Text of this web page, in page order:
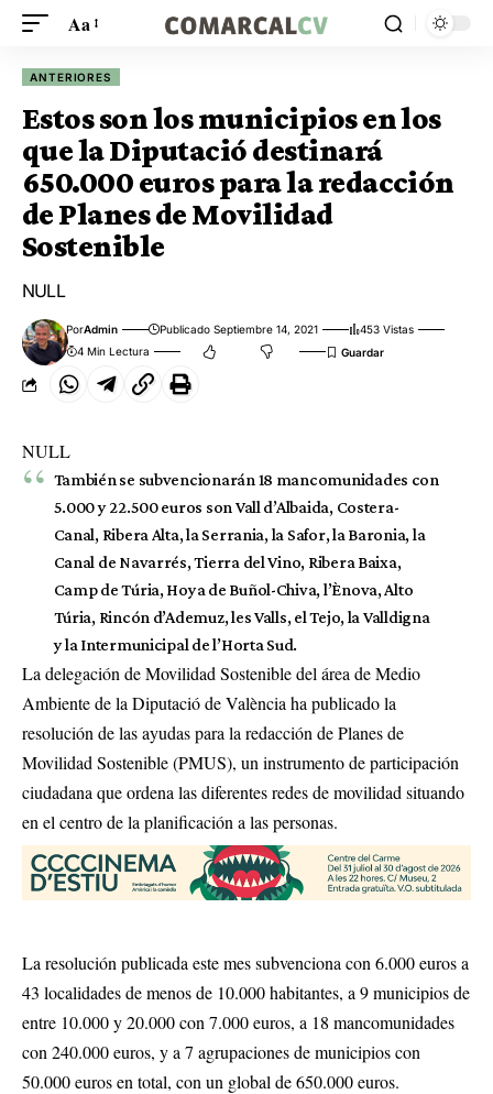
Aa
ANTERIORES
Estos son los municipios en los
que la Diputació destinará
650.000 euros para la redacción
de Planes de Movilidad
Sostenible
NULL
PorAdmin Publicado Septiembre 14, 2021
453 Vistas
4 Min Lectura
NULL
También se subvencionarán 18 mancomunidades con
5.000 y 22.500 euros son Vall d’Albaida, Costera-
Canal, Ribera Alta, la Serrania, la Safor, la Baronia, la
Canal de Navarrés, Tierra del Vino, Ribera Baixa,
Camp de Túria, Hoya de Buñol-Chiva, l’Ènova, Alto
Túria, Rincón d’Ademuz, les Valls, el Tejo, la Valldigna
y la Intermunicipal de l’Horta Sud.
La delegación de Movilidad Sostenible del área de Medio
Ambiente de la Diputació de València ha publicado la
resolución de las ayudas para la redacción de Planes de
Movilidad Sostenible (PMUS), un instrumento de participación
ciudadana que ordena las diferentes redes de movilidad situando
en el centro de la planificación a las personas.
La resolución publicada este mes subvenciona con 6.000 euros a
43 localidades de menos de 10.000 habitantes, a 9 municipios de
entre 10.000 y 20.000 con 7.000 euros, a 18 mancomunidades
con 240.000 euros, y a 7 agrupaciones de municipios con
50.000 euros en total, con un global de 650.000 euros.